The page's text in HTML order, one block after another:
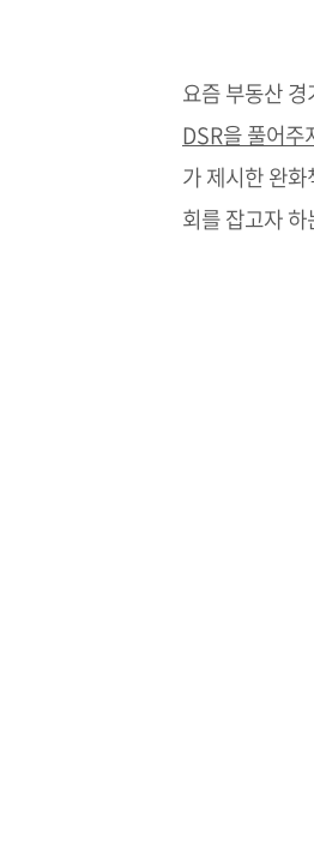
요즘 부동산
DSR을 풀어주
가 제시한 완
회를 잡고자